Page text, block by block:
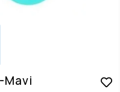
Mavi